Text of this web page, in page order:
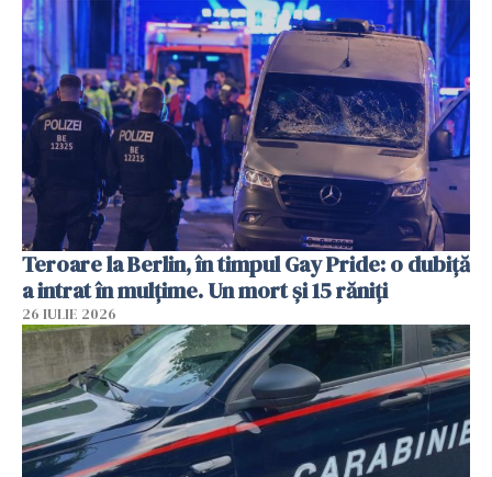
Teroare la Berlin, în timpul Gay Pride: o dubiță
a intrat în mulțime. Un mort și 15 răniți
26 IULIE 2026